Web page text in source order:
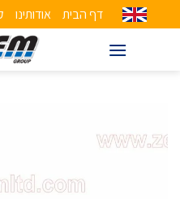
דף הבית אודותינו